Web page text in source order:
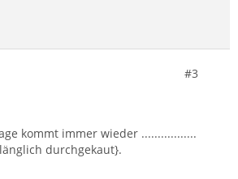
#3
kommt immer wieder .................
durchgekaut}.